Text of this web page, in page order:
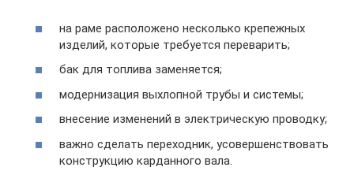
на раме расположено несколько крепежных
изделий, которые требуется переварить;
бак для топлива заменяется;
модернизация выхлопной трубы и системы;
внесение изменений в электрическую проводку;
важно сделать переходник, усовершенствовать
конструкцию карданного вала.